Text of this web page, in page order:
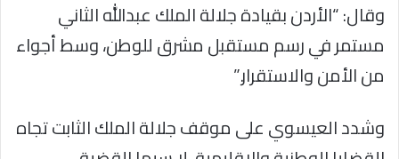
وقال: “الأردن بقيادة جلالة الملك عبدالله الثاني
مستمر في رسم مستقبل مشرق للوطن، وسط أجواء
من الأمن والاستقرار.”
وشدد العيسوي على موقف جلالة الملك الثابت تجاه